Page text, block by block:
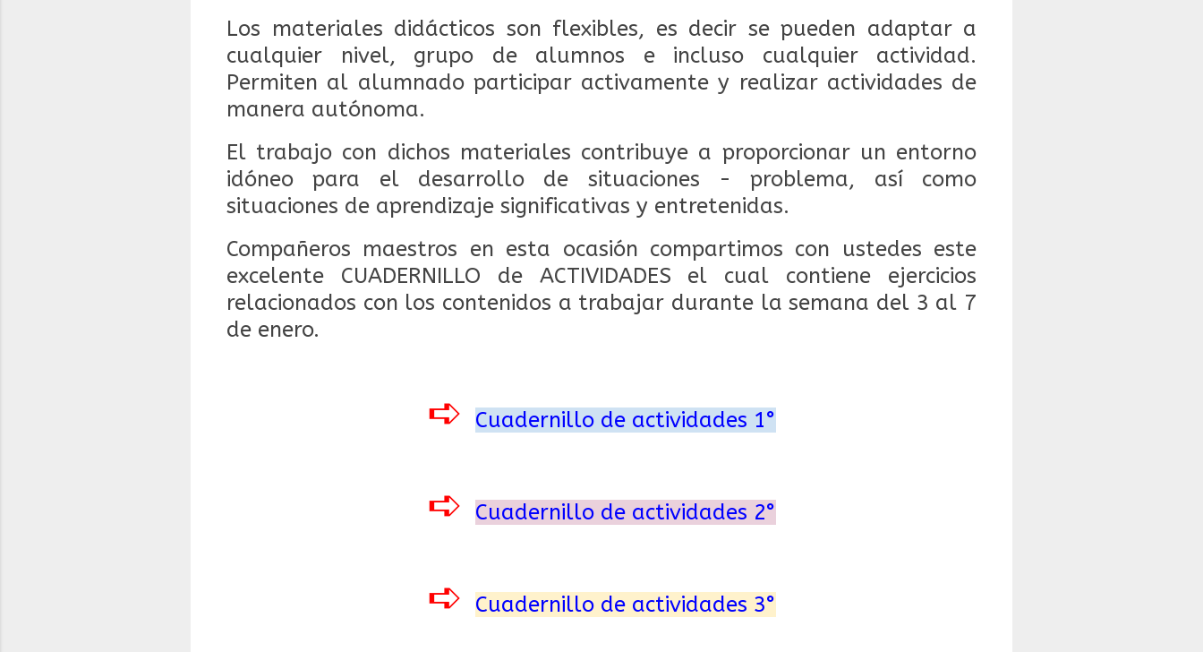
Los materiales didácticos son flexibles, es decir se pueden adaptar a
cualquier nivel, grupo de alumnos e incluso cualquier actividad.
Permiten al alumnado participar activamente y realizar actividades de
manera autónoma.
El trabajo con dichos materiales contribuye a proporcionar un entorno
idóneo para el desarrollo de situaciones - problema, así como
situaciones de aprendizaje significativas y entretenidas.
Compañeros maestros en esta ocasión compartimos con ustedes este
excelente CUADERNILLO de ACTIVIDADES el cual contiene ejercicios
relacionados con los contenidos a trabajar durante la semana del 3 al 7
de enero.
➪ Cuadernillo de actividades 1°
➪ Cuadernillo de actividades 2°
➪ Cuadernillo de actividades 3°